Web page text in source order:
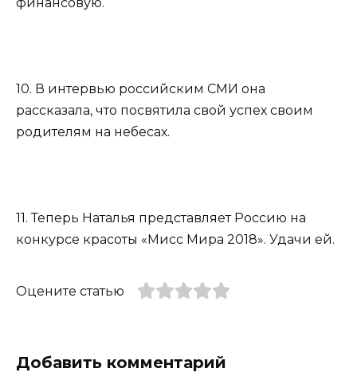
10. В интервью российским СМИ она
рассказала, что посвятила свой успех своим
родителям на небесах.
11. Теперь Наталья представляет Россию на
конкурсе красоты «Мисс Мира 2018». Удачи ей.
Оцените статью
Добавить комментарий